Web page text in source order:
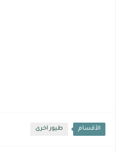
الأقسام طيور اخرى